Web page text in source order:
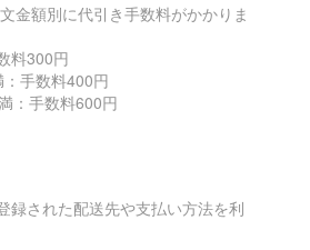
金額別に代引き手数料がかかりま
料300円
手数料400円
：手数料600円
録された配送先や支払い方法を利